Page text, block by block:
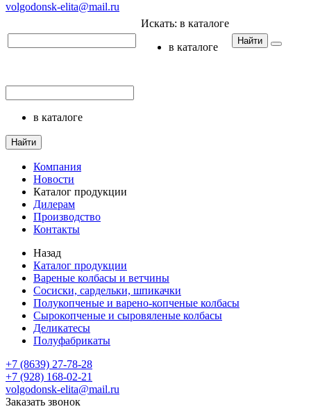
volgodonsk-elita@mail.ru
Искать: в каталоге
в каталоге
Найти
в каталоге
Найти
Компания
Новости
Каталог продукции
Дилерам
Производство
Контакты
Назад
Каталог продукции
Вареные колбасы и ветчины
Сосиски, сардельки, шпикачки
Полукопченые и варено-копченые колбасы
Сырокопченые и сыровяленые колбасы
Деликатесы
Полуфабрикаты
+7 (8639) 27-78-28
+7 (928) 168-02-21
volgodonsk-elita@mail.ru
Заказать звонок